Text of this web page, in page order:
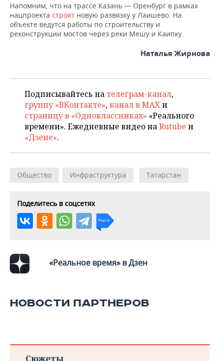
Напомним, что на трассе Казань — Оренбург в рамках
нацпроекта строят новую развязку у Лаишево. На
объекте ведутся работы по строительству и
реконструкции мостов через реки Мешу и Каипку.
Наталья Жирнова
Подписывайтесь на телеграм-канал,
группу «ВКонтакте»,канал в MAXи
страницу в «Одноклассниках» «Реального
времени». Ежедневные видео наRutube и
«Дзене».
Общество Инфраструктура Татарстан
Поделитесь в соцсетях
«Реальное время» в Дзен
НОВОСТИ ПАРТНЕРОВ
Сюжеты